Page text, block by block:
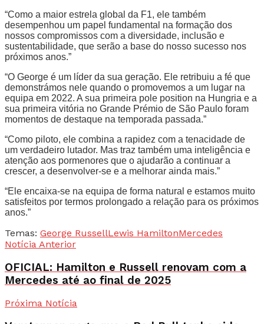
“Como a maior estrela global da F1, ele também
desempenhou um papel fundamental na formação dos
nossos compromissos com a diversidade, inclusão e
sustentabilidade, que serão a base do nosso sucesso nos
próximos anos.”
“O George é um líder da sua geração. Ele retribuiu a fé que
demonstrámos nele quando o promovemos a um lugar na
equipa em 2022. A sua primeira pole position na Hungria e a
sua primeira vitória no Grande Prémio de São Paulo foram
momentos de destaque na temporada passada.”
“Como piloto, ele combina a rapidez com a tenacidade de
um verdadeiro lutador. Mas traz também uma inteligência e
atenção aos pormenores que o ajudarão a continuar a
crescer, a desenvolver-se e a melhorar ainda mais.”
“Ele encaixa-se na equipa de forma natural e estamos muito
satisfeitos por termos prolongado a relação para os próximos
anos.”
Temas: George RussellLewis HamiltonMercedes
Notícia Anterior
OFICIAL: Hamilton e Russell renovam com a
Mercedes até ao final de 2025
Próxima Notícia